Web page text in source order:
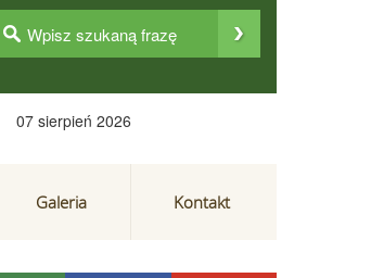
07 sierpień 2026
Galeria Kontakt